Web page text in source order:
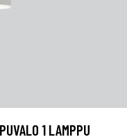
1 LAMPPU